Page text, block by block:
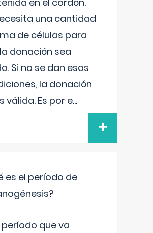
una cantidad
de células para
donación sea
Si no se dan esas
la donación
válida. Es por e...
+
es el período de
período que va